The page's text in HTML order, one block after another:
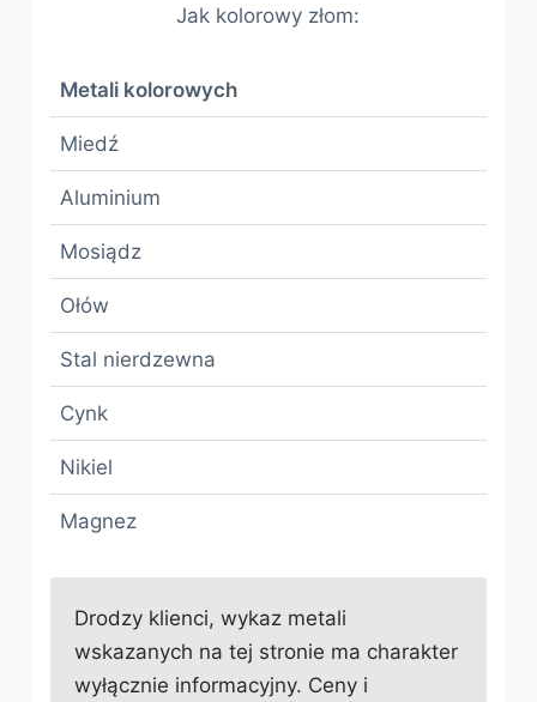
Jak kolorowy złom:
Metali kolorowych
Miedź
Aluminium
Mosiądz
Ołów
Stal nierdzewna
Cynk
Nikiel
Magnez
Drodzy klienci, wykaz metali
wskazanych na tej stronie ma charakter
wyłącznie informacyjny. Ceny i